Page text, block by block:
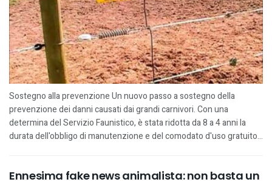
Sostegno alla prevenzione Un nuovo passo a sostegno della
prevenzione dei danni causati dai grandi carnivori. Con una
determina del Servizio Faunistico, è stata ridotta da 8 a 4 anni la
durata dell'obbligo di manutenzione e del comodato d'uso gratuito...
Ennesima fake news animalista: non basta un